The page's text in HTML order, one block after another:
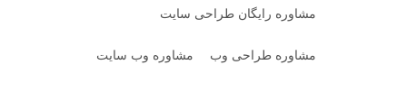
مشاوره رایگان طراحی سایت
مشاوره طراحی وب مشاوره وب سایت